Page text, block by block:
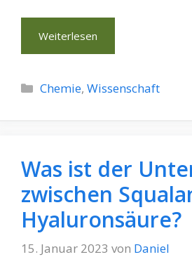
Weiterlesen
Kategorien
Chemie,Wissenschaft
Was ist der
zwischen
Hyaluronsäure?
15. Januar 2023 von Daniel